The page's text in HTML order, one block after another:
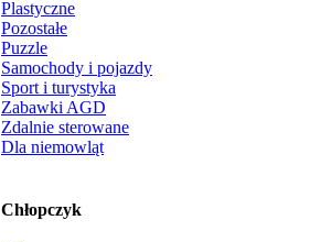
Plastyczne
Pozostałe
Puzzle
Samochody i pojazdy
Sport i turystyka
Zabawki AGD
Zdalnie sterowane
Dla niemowląt
Chłopczyk